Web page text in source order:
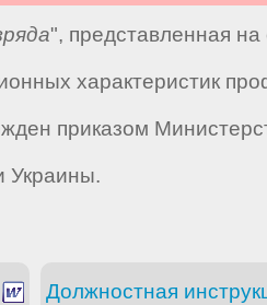
", представленная на
характеристик
приказом
Украины.
Должностная